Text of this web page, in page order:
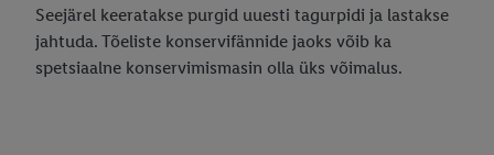
Seejärel keeratakse purgid uuesti tagurpidi ja lastakse
jahtuda. Tõeliste konservifännide jaoks võib ka
spetsiaalne konservimismasin olla üks võimalus.